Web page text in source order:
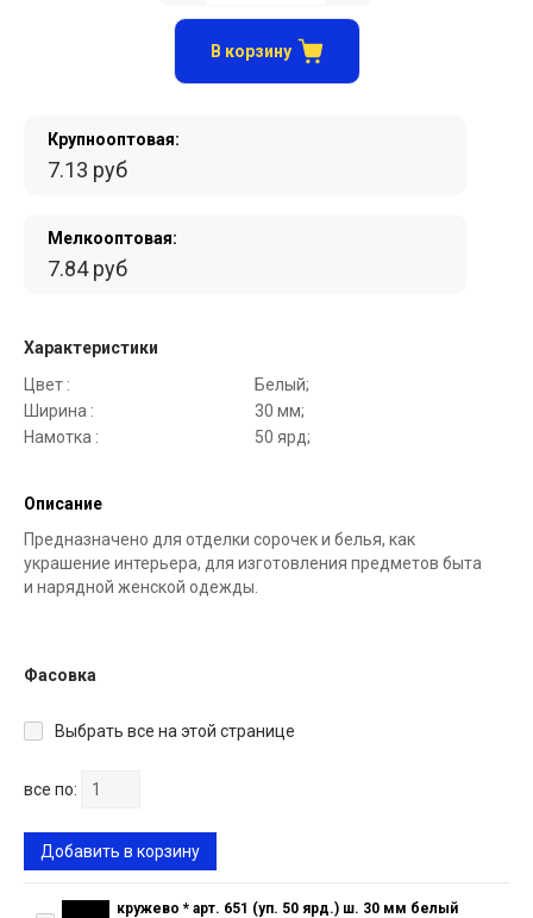
Крупнооптовая:
7.13 руб
Мелкооптовая:
7.84 руб
Характеристики
Цвет :
Белый;
Ширина :
30 мм;
Намотка :
50 ярд;
Описание
Предназначено для отделки сорочек и белья, как
украшение интерьера, для изготовления предметов быта
и нарядной женской одежды.
В корзину
Фасовка
Выбрать все на этой странице
все по:
Добавить в корзину
кружево * арт. 651 (уп. 50 ярд.) ш. 30 мм белый